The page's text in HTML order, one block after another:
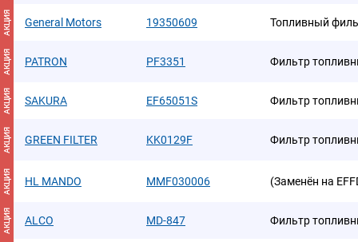
АКЦИЯ General Motors 19350609 Топливный
АКЦИЯ PATRON PF3351 Фильтр
АКЦИЯ SAKURA EF65051S Фильтр
АКЦИЯ GREEN FILTER KK0129F Фильтр
АКЦИЯ HL MANDO MMF030006 (Заменён на
АКЦИЯ ALCO MD-847 Фильтр